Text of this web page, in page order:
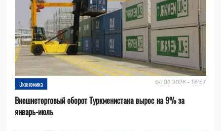
Экономика 04.08.2026 - 16:57
Внешнеторговый оборот Туркменистана вырос на 9% за
январь-июль